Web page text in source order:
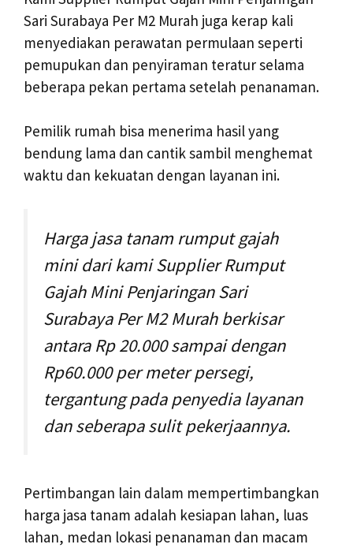
Sari Surabaya Per M2 Murah juga kerap kali
menyediakan perawatan permulaan seperti
pemupukan dan penyiraman teratur selama
beberapa pekan pertama setelah penanaman.
Pemilik rumah bisa menerima hasil yang
bendung lama dan cantik sambil menghemat
waktu dan kekuatan dengan layanan ini.
Harga jasa tanam rumput gajah
mini dari kami Supplier Rumput
Gajah Mini Penjaringan Sari
Surabaya Per M2 Murah berkisar
antara Rp 20.000 sampai dengan
Rp60.000 per meter persegi,
tergantung pada penyedia layanan
dan seberapa sulit pekerjaannya.
Pertimbangan lain dalam mempertimbangkan
harga jasa tanam adalah kesiapan lahan, luas
lahan, medan lokasi penanaman dan macam